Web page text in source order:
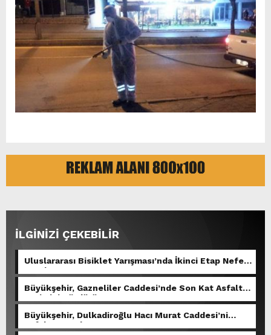
İLGİNİZİ ÇEKEBİLİR
Uluslararası Bisiklet Yarışması’nda İkinci Etap Nefes
Kesti.
Büyükşehir, Gazneliler Caddesi’nde Son Kat Asfalt
Serimini Sürdürüyor.
Büyükşehir, Dulkadiroğlu Hacı Murat Caddesi’ni
Asfalta Hazırlıyor.